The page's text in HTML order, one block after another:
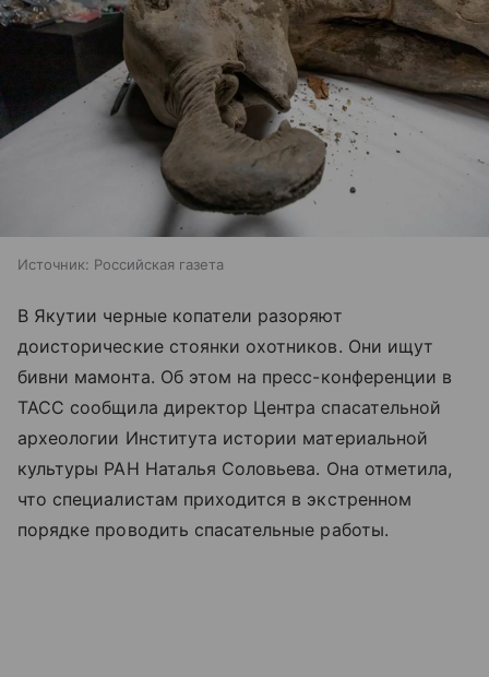
Источник: Российская газета
В Якутии черные копатели разоряют
доисторические стоянки охотников. Они ищут
бивни мамонта. Об этом на пресс-конференции в
ТАСС сообщила директор Центра спасательной
археологии Института истории материальной
культуры РАН Наталья Соловьева. Она отметила,
что специалистам приходится в экстренном
порядке проводить спасательные работы.